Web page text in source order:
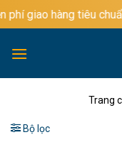
qua
dung
tiêu chuẩn cho các
Trang
Bộ lọc